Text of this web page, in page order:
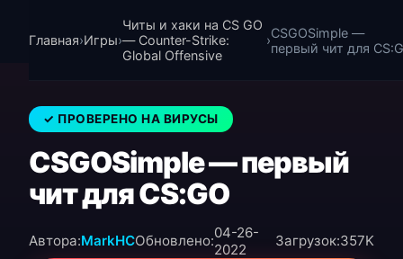
Главная›Игры›
Читы и хаки на CS GO
— Counter-Strike:
Global Offensive
›CSGOSimple —
первый чит для
✓ ПРОВЕРЕНО НА ВИРУСЫ
CSGOSimple — первый
чит для CS:GO
Автора:MarkHCОбновлено:04-26-
2022
Загрузок:357K